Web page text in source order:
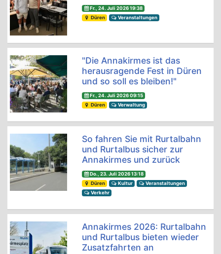
Fr., 24. Juli 2026 19:38
Düren
Veranstaltungen
"Die Annakirmes ist das
herausragende Fest in Düren
und so soll es bleiben!"
Fr., 24. Juli 2026 09:15
Düren
Verwaltung
So fahren Sie mit Rurtalbahn
und Rurtalbus sicher zur
Annakirmes und zurück
Do., 23. Juli 2026 13:18
Düren
Kultur
Veranstaltungen
Verkehr
Annakirmes 2026: Rurtalbahn
und Rurtalbus bieten wieder
Zusatzfahrten an